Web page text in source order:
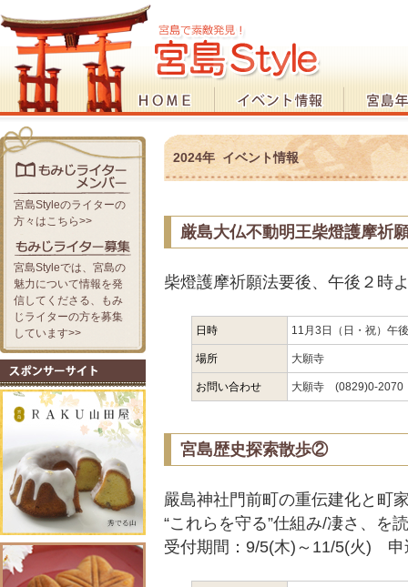
2024年 イベント情報
厳島大仏不動明王柴燈護摩祈
柴燈護摩祈願法要後、午後２時
日時 11月3日（日・祝）午
場所 大願寺
お問い合わせ 大願寺 (0829)0-2070
宮島歴史探索散歩②
嚴島神社門前町の重伝建化と町
“これらを守る”仕組み/凄さ、を
受付期間：9/5(木)～11/5(火) 申
宮島Styleのライターの
方々はこちら>>
宮島Styleでは、宮島の
魅力について情報を発
信してくださる、もみ
じライターの方を募集
しています>>